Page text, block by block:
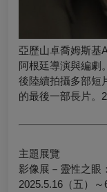
亞歷山卓喬姆斯基
阿根廷導演與編劇
後陸續拍攝多部短
的最後一部長片。
主題展覽
影像展－靈性之眼
2025.5.16（五）